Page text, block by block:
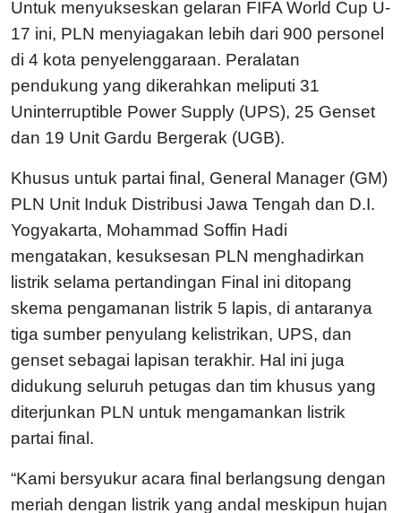
Untuk menyukseskan gelaran FIFA World Cup U-
17 ini, PLN menyiagakan lebih dari 900 personel
di 4 kota penyelenggaraan. Peralatan
pendukung yang dikerahkan meliputi 31
Uninterruptible Power Supply (UPS), 25 Genset
dan 19 Unit Gardu Bergerak (UGB).
Khusus untuk partai final, General Manager (GM)
PLN Unit Induk Distribusi Jawa Tengah dan D.I.
Yogyakarta, Mohammad Soffin Hadi
mengatakan, kesuksesan PLN menghadirkan
listrik selama pertandingan Final ini ditopang
skema pengamanan listrik 5 lapis, di antaranya
tiga sumber penyulang kelistrikan, UPS, dan
genset sebagai lapisan terakhir. Hal ini juga
didukung seluruh petugas dan tim khusus yang
diterjunkan PLN untuk mengamankan listrik
partai final.
“Kami bersyukur acara final berlangsung dengan
meriah dengan listrik yang andal meskipun hujan